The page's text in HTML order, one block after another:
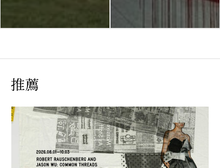
推薦